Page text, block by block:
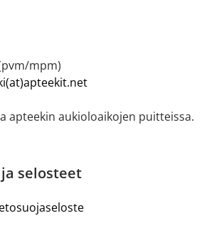
mpm)
apteekin aukioloaikojen puitteissa.
selosteet